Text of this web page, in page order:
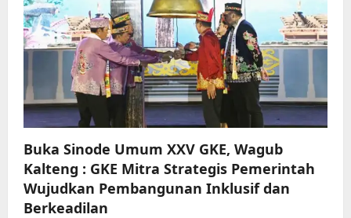
t
i
o
n
Buka Sinode Umum XXV GKE, Wagub
Kalteng : GKE Mitra Strategis Pemerintah
Wujudkan Pembangunan Inklusif dan
Berkeadilan